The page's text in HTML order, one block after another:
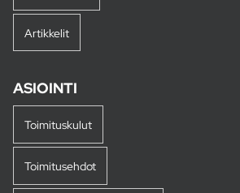
Artikkelit
ASIOINTI
Toimituskulut
Toimitusehdot